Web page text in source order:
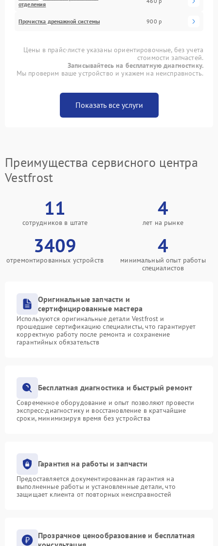
отделения
Прочистка дренажной системы 900 р
Цены в прайс-листе указаны ориентировочные, без учета
стоимости запчастей.
Записывайтесь на бесплатную диагностику.
Мы проверим ваше устройство и укажем на неисправность.
Показать все услуги
Преимущества сервисного центра
Vestfrost
11
сотрудников в штате
4
лет на рынке
3409
отремонтированных устройств
4
минимальный опыт работы
специалистов
Оригинальные запчасти и
сертифицированные мастера
Используются оригинальные детали Vestfrost и
прошедшие сертификацию специалисты, что гарантирует
корректную работу после ремонта и сохранение
гарантийных обязательств
Бесплатная диагностика и быстрый ремонт
Современное оборудование и опыт позволяют провести
экспресс-диагностику и восстановление в кратчайшие
сроки, минимизируя время без устройства
Гарантия на работы и запчасти
Предоставляется документированная гарантия на
выполненные работы и установленные детали, что
защищает клиента от повторных неисправностей
Прозрачное ценообразование и бесплатная